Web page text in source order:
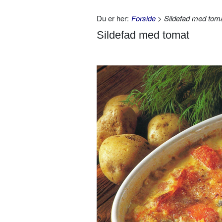
Du er her: Forside > Sildefad med
Sildefad med tomat